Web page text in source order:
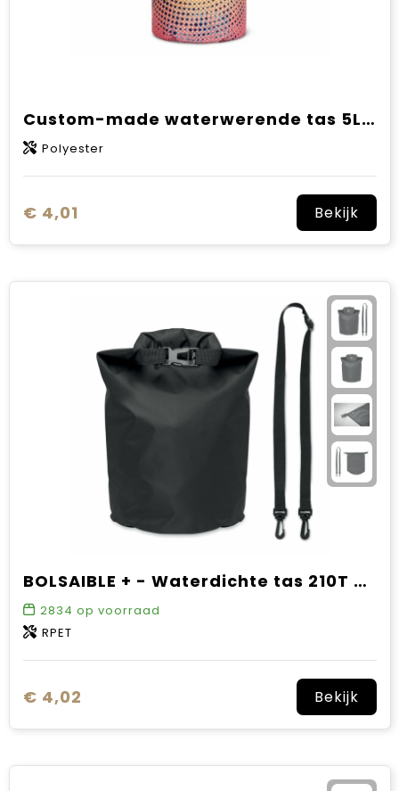
Custom-made waterwerende tas 5L IPX5
Polyester
€ 4,01 Bekijk
BOLSAIBLE + - Waterdichte tas 210T RPET 5L
2834 op voorraad
RPET
€ 4,02 Bekijk